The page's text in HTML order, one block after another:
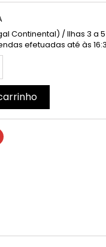
Continental) / Ilhas 3 a
efetuadas até às